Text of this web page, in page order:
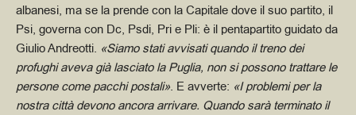
albanesi, ma se la prende con la Capitale dove il suo partito, il
Psi, governa con Dc, Psdi, Pri e Pli: è il pentapartito guidato da
Giulio Andreotti. «Siamo stati avvisati quando il treno dei
profughi aveva già lasciato la Puglia, non si possono trattare le
persone come pacchi postali». E avverte: «I problemi per la
nostra città devono ancora arrivare. Quando sarà terminato il